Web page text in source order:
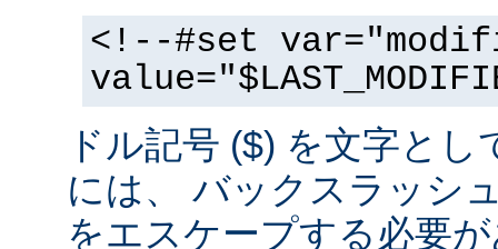
<!--#set
ドル記号 ($) を文字と
には、 バックスラッシ
をエスケープする必要